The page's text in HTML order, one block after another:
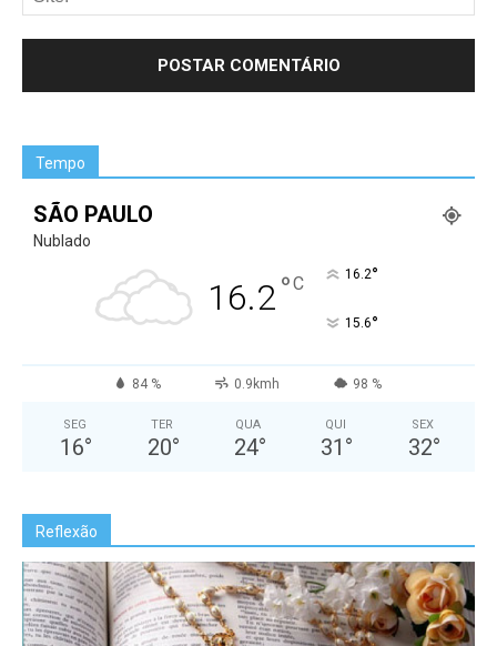
Tempo
SÃO PAULO
Nublado
16.2°C 16.2°
15.6°
84 % 0.9kmh 98 %
SEG
16°
TER
20°
QUA
24°
QUI
31 °
SEX
32°
Reflexão